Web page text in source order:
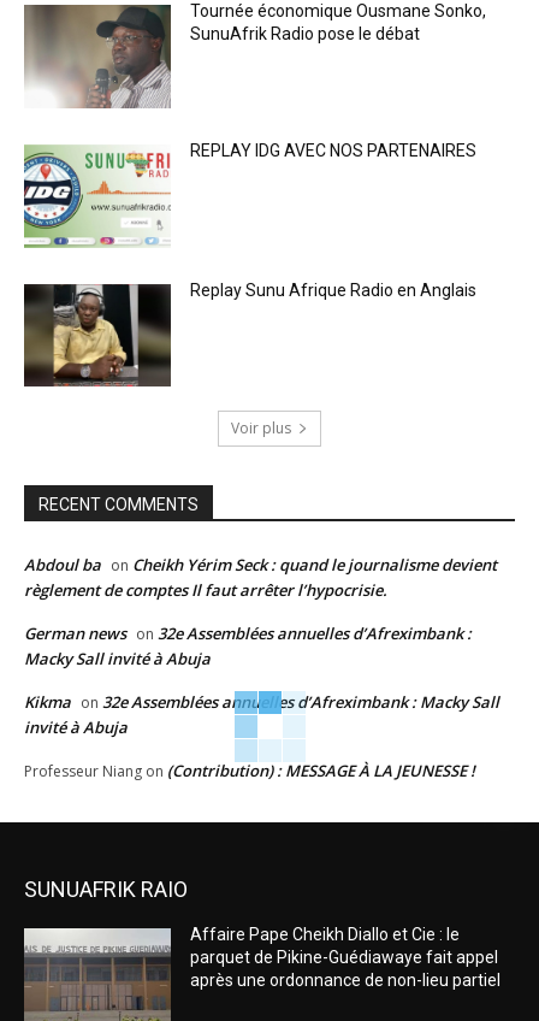
Tournée économique Ousmane Sonko,
SunuAfrik Radio pose le débat
REPLAY IDG AVEC NOS PARTENAIRES
Replay Sunu Afrique Radio en Anglais
Voir plus
RECENT COMMENTS
Abdoul ba on Cheikh Yérim Seck : quand le journalisme devient
règlement de comptes Il faut arrêter l’hypocrisie.
German news on 32e Assemblées annuelles d’Afreximbank :
Macky Sall invité à Abuja
Kikma on 32e Assemblées annuelles d’Afreximbank : Macky Sall
invité à Abuja
Professeur Niang on (Contribution) : MESSAGE À LA JEUNESSE !
SUNUAFRIK RAIO
Affaire Pape Cheikh Diallo et Cie : le
parquet de Pikine-Guédiawaye fait appel
après une ordonnance de non-lieu partiel